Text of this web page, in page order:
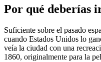
Por qué deberías
Suficiente sobre el pasado
cuando Estados Unidos lo
veía la ciudad con una
1860, originalmente para la